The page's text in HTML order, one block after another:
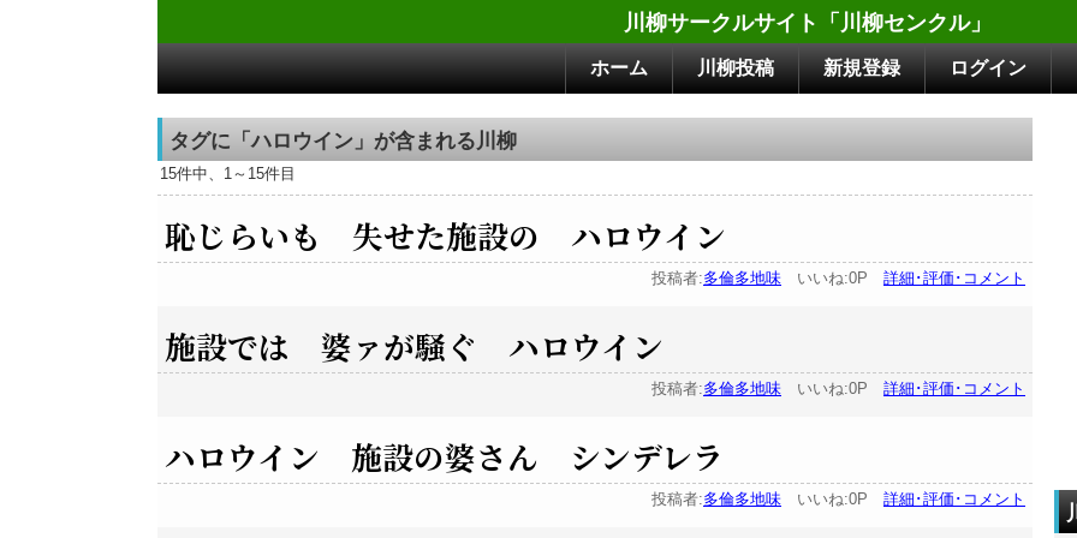
川柳サークルサイト「川柳センクル」
ホーム 川柳投稿 新規登録 ログイン
タグに「ハロウイン」が含まれる川柳
15件中、1～15件目
恥じらいも 失せた施設の ハロウイン
投稿者:多倫多地味 いいね:0P 詳細･評価･コメント
施設では 婆ァが騒ぐ ハロウイン
投稿者:多倫多地味 いいね:0P 詳細･評価･コメント
ハロウイン 施設の婆さん シンデレラ
投稿者:多倫多地味 いいね:0P 詳細･評価･コメント